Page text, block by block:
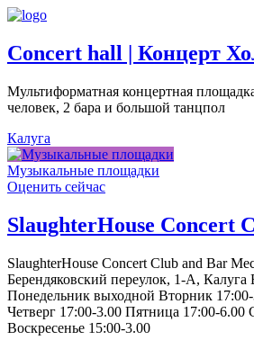
Concert hall | Концерт
Мультиформатная концертная
человек, 2 бара и большой танцпол
Калуга
Музыкальные площадки
Оценить сейчас
SlaughterHouse Concert
SlaughterHouse Concert Club and Bar
Берендяковский переулок, 1-А, Калуга
Понедельник выходной Вторник
Четверг 17:00-3.00 Пятница 17:00-6.00
Воскресенье 15:00-3.00